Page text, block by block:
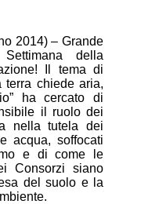
2014) – Grande
della
Il tema di
terra chiede aria,
ha cercato di
il ruolo dei
nella tutela dei
acqua, soffocati
e di come le
Consorzi siano
del suolo e la